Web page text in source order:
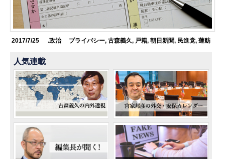
2017/7/25 .政治 プライバシー, 古森義久, 戸籍, 朝日新聞, 民進党, 蓮舫
人気連載